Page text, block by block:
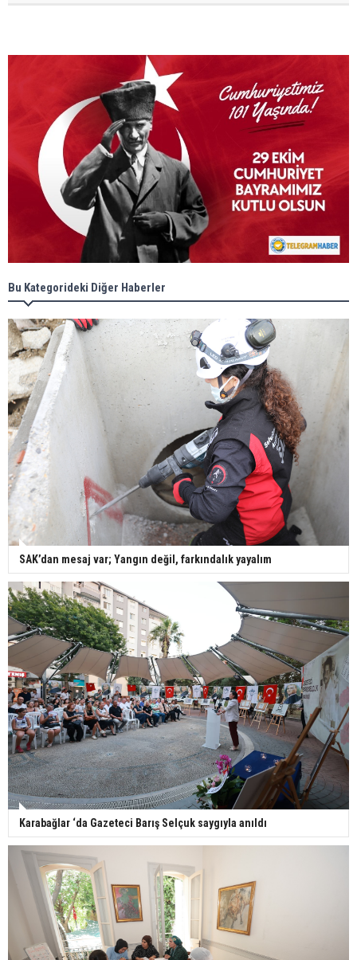
Bu Kategorideki Diğer Haberler
SAK’dan mesaj var; Yangın değil, farkındalık yayalım
Karabağlar ‘da Gazeteci Barış Selçuk saygıyla anıldı